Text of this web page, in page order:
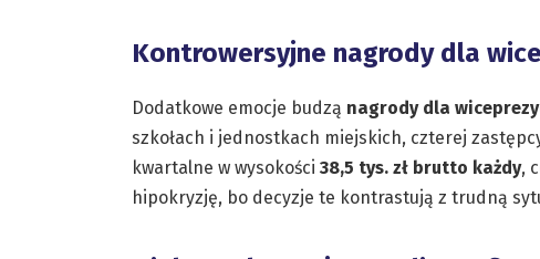
Kontrowersyjne nagrody dla
Dodatkowe emocje budzą nagrody dla
szkołach i jednostkach miejskich, czterej
kwartalne w wysokości 38,5 tys. zł brutto każdy,
hipokryzję, bo decyzje te kontrastują z trudną